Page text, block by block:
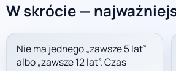
W skrócie —
Nie ma jednego „zawsze 5 lat”
albo „zawsze 12 lat”. Czas